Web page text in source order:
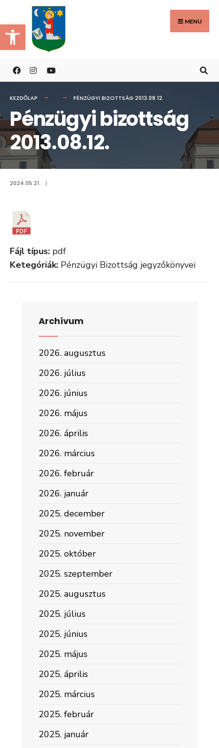
Eszköztár megnyitása
to
content
MENU
KEZDŐLAP PÉNZÜGYI BIZOTTSÁG 2013.08.12.
Pénzügyi bizottság
2013.08.12.
2024.05.21. |
Fájl típus: pdf
Ketegóriák: Pénzügyi Bizottság jegyzőkönyvei
Archívum
2026. augusztus
2026. július
2026. június
2026. május
2026. április
2026. március
2026. február
2026. január
2025. december
2025. november
2025. október
2025. szeptember
2025. augusztus
2025. július
2025. június
2025. május
2025. április
2025. március
2025. február
2025. január
Search